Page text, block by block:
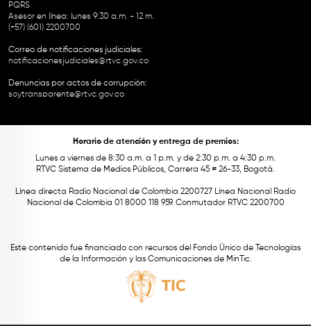
PQRS
Asesor en línea: lunes 9:30 a.m. - 12 m.
(+57) (601) 2200700
Correo de notificaciones judiciales:
notificacionesjudiciales@rtvc.gov.co
Denuncias por actos de corrupción:
soytransparente@rtvc.gov.co
Horario de atención y entrega de premios:
Lunes a viernes de 8:30 a.m. a 1 p.m. y de 2:30 p.m. a 4:30 p.m.
RTVC Sistema de Medios Públicos, Carrera 45 # 26-33, Bogotá.
Línea directa Radio Nacional de Colombia 2200727 Línea Nacional Radio
Nacional de Colombia 01 8000 118 959. Conmutador RTVC 2200700
Este contenido fue financiado con recursos del Fondo Único de Tecnologías
de la Información y las Comunicaciones de MinTic.